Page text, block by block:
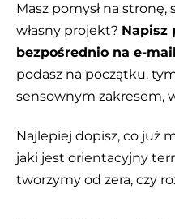
Masz pomysł na stronę,
własny projekt? Napisz
bezpośrednio na e-
podasz na początku,
sensownym zakresem,
Najlepiej dopisz, co już
jaki jest orientacyjny
tworzymy od zera, czy